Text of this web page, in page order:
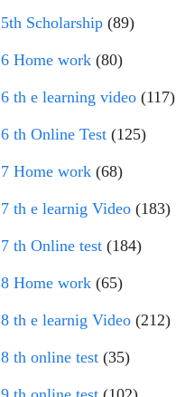
5th Scholarship(89)
6 Home work(80)
6 th e learning video(117)
6 th Online Test(125)
7 Home work(68)
7 th e learnig Video(183)
7 th Online test(184)
8 Home work(65)
8 th e learnig Video(212)
8 th online test(35)